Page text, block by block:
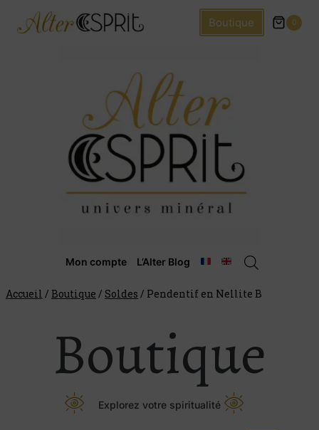
Boutique 0
Mon compte L’Alter Blog
Accueil / Boutique / Soldes / Pendentif en Nellite B
Boutique
Explorez votre spiritualité